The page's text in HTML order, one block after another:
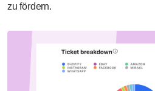
zu fördern.